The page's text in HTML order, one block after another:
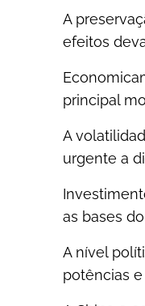
A
efeitos
principal
A
urgente a
as bases
A nível
potências